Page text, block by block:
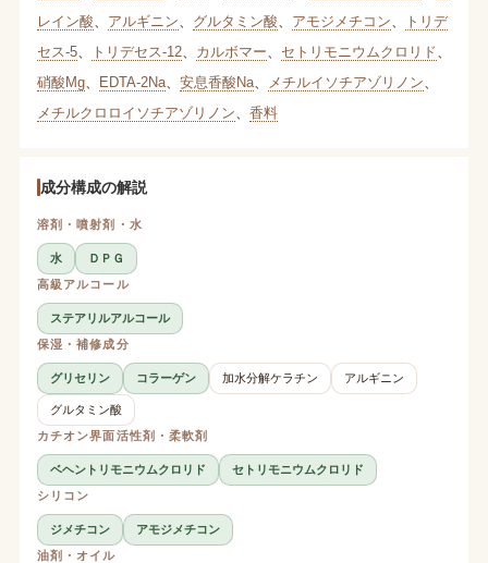
レイン酸
アルギニン グルタミン酸 アモジメチコン
トリデ
セス-5、 トリデセス-12、 カルボマー セトリモニウムクロリド
硝酸Mg、 EDTA-2Na、 安息香酸Na、 メチルイソチアゾリノン
メチルクロロイソチアゾリノン
香料
成分構成の解説
溶剤・噴射剤・水
水
ＤＰＧ
高級アルコール
ステアリルアルコール
保湿・補修成分
グリセリン コラーゲン 加水分解ケラチン アルギニン
グルタミン酸
カチオン界面活性剤・柔軟剤
ベヘントリモニウムクロリド
セトリモニウムクロリド
シリコン
ジメチコン
アモジメチコン
油剤・オイル